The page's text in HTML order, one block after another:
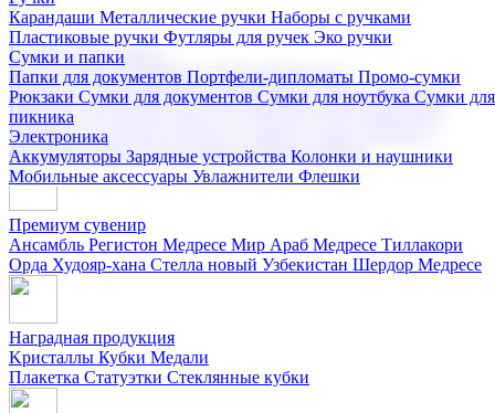
Карандаши Металлические ручки Наборы с ручками
Пластиковые ручки Футляры для ручек Эко ручки
Сумки и папки
Папки для документов Портфели-дипломаты Промо-сумки
Рюкзаки Сумки для документов Сумки для ноутбука Сумки для
пикника
Электроника
Аккумуляторы Зарядные устройства Колонки и наушники
Мобильные аксессуары Увлажнители Флешки
Подарочные наборы
Бизнес наборыКофейные наборы Кошельки
Наборы из кожиНаборы ручекНаборы с аккумуляторами
Наборы с бутылками для воды
Наборы с ежедневниками
Наборы с кружками
флешкамиНовогодние наборыЧайные наборы
Премиум сувенир
Ансамбль Регистон Медресе Мир Араб Медресе Тиллакори
Орда Худояр-хана Стелла новый Узбекистан Шердор Медресе
Наградная продукция
Kристаллы Кубки Медали
Плакетка Статуэтки Стеклянные кубки